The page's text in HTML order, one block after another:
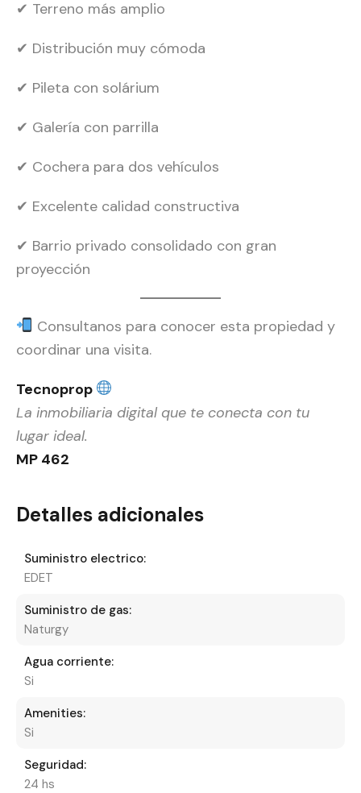
✔ Terreno más amplio
✔ Distribución muy cómoda
✔ Pileta con solárium
✔ Galería con parrilla
✔ Cochera para dos vehículos
✔ Excelente calidad constructiva
✔ Barrio privado consolidado con gran
proyección
Consultanos para conocer esta propiedad y
coordinar una visita.
Tecnoprop
La inmobiliaria digital que te conecta con tu
lugar ideal.
MP 462
Detalles adicionales
Suministro electrico:
EDET
Suministro de gas:
Naturgy
Agua corriente:
Si
Amenities:
Si
Seguridad:
24 hs